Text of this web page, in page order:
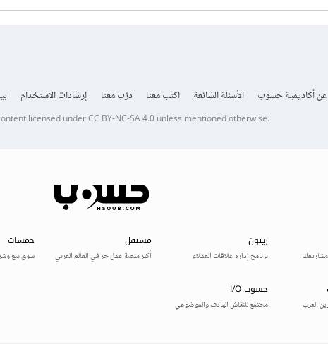
عن أكاديمية حسوب الأسئلة الشائعة اكتب معنا درّب معنا إرشادات الاستخدام
licensed underCC BY-NC-SA 4.0unless mentioned otherwise.